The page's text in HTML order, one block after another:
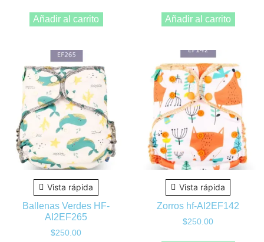
Añadir al carrito Añadir al carrito
Vista rápida
Ballenas Verdes HF-
AI2EF265
$250.00
Vista rápida
Zorros hf-AI2EF142
$250.00